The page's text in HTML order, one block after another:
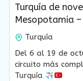
14 Días-13 Noches
Turquía de
Mesopotamia
Turquía
Del 6 al 19 de
circuito más
Turquía